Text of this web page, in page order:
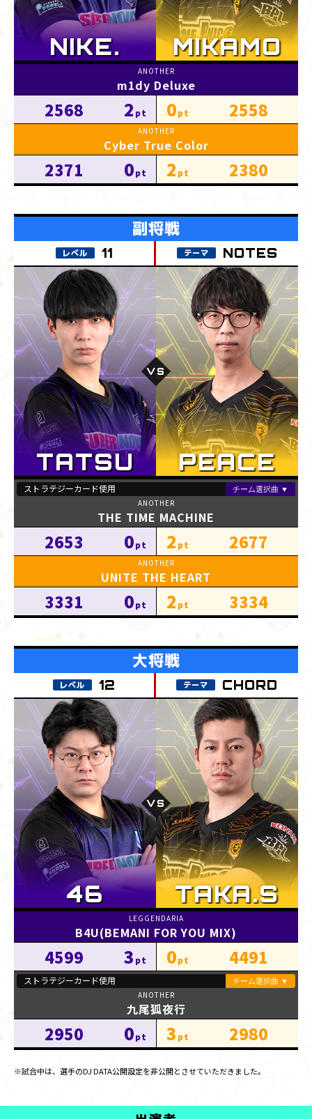
m1dy Deluxe
2568 2 2558
0
Cyber True Color
2371 0 2380
2
NOTES
THE TIME MACHINE
2653 0 2677
2
UNITE THE HEART
3331 0 3334
2
CHORD
B4U(BEMANI FOR YOU MIX)
4599 3 4491
0
九尾狐夜行
2950 0 2980
3
※試合中は、選手のDJ DATA公開設定を非公開とさせていただきました。